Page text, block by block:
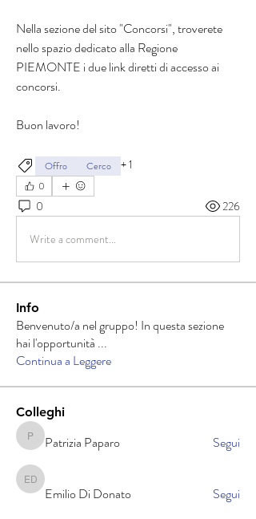
Nella sezione del sito "Concorsi", troverete
nello spazio dedicato alla Regione
PIEMONTE i due link diretti di accesso ai
concorsi.
Buon lavoro!
Offro Cerco +1
0
0 226
Write a comment...
Info
Benvenuto/a nel gruppo! In questa sezione
hai l'opportunità ...
Continua a Leggere
Colleghi
Patrizia Paparo
Patrizia Paparo Segui
Emilio Di Donato
Emilio Di Donato Segui